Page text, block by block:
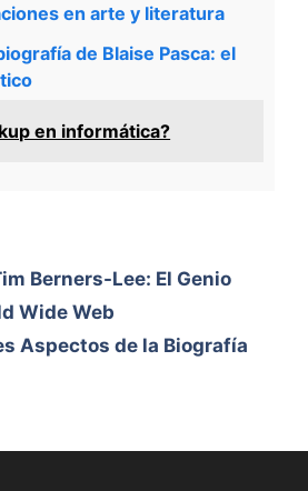
en arte y literatura
de Blaise Pasca: el
en informática?
Berners-Lee: El Genio
Wide Web
Aspectos de la Biografía